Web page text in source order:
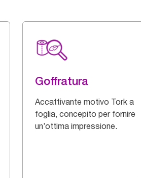
Goffratura
Accattivante motivo Tork a
foglia, concepito per fornire
un’ottima impressione.